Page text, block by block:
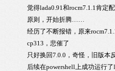
觉得lada0.91和rocm7.1.1肯定
原则，开始折腾……
经历了不断报错，原来
cp313，悲催了
只好换回7.0.0，奇怪，旧版本
后续在powershell上成功运行